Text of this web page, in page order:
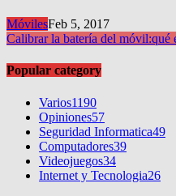
MóvilesFeb 5, 2017
Calibrar la batería del móvil:qué
Popular category
Varios1190
Opiniones57
Seguridad Informatica49
Computadores39
Videojuegos34
Internet y Tecnologia26